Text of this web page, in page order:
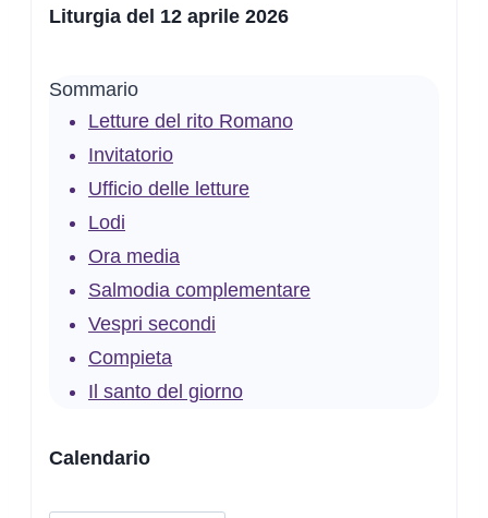
Liturgia del 12 aprile 2026
Sommario
Letture del rito Romano
Invitatorio
Ufficio delle letture
Lodi
Ora media
Salmodia complementare
Vespri secondi
Compieta
Il santo del giorno
Calendario